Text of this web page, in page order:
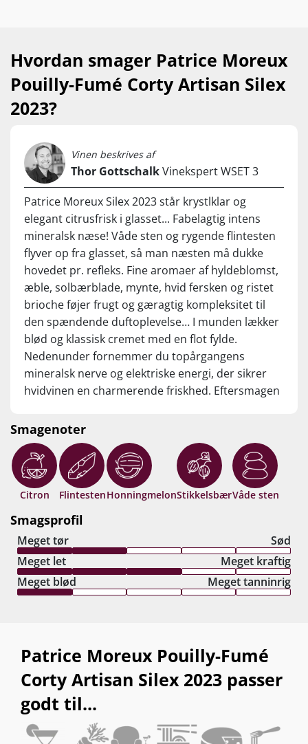
stadig en uanstændigt flot vin, der
kombinerer Sauvignon Blanc-druens
umiskendelige friskhed med en kompleks og
fascinerende dybde. Når jeg alligevel har
trækker lidt for meget i den tunge retning. Det
er ikke nødvendigvis noget negativt, men det
passer bare ikke helt så perfekt til min smag.
Her er det flot Pouilly-Fumé med en snert af
burgundisk fedme. Normalpris kr. 289,95, Set
til kr. 204,95 | www.supervin.dk
Hvordan smager Patrice Moreux
Pouilly-Fumé Corty Artisan Silex
2023?
Vinen beskrives af
Thor GottschalkVinekspert WSET 3
Patrice Moreux Silex 2023 står krystlklar og
elegant citrusfrisk i glasset... Fabelagtig intens
mineralsk næse! Våde sten og rygende flintesten
flyver op fra glasset, så man næsten må dukke
hovedet pr. refleks. Fine aromaer af hyldeblomst,
æble, solbærblade, mynte, hvid fersken og ristet
brioche føjer frugt og gæragtig kompleksitet til
den spændende duftoplevelse… I munden lækker
blød og klassisk cremet med en flot fylde.
Nedenunder fornemmer du topårgangens
mineralsk nerve og elektriske energi, der sikrer
hvidvinen en charmerende friskhed. Eftersmagen
strejf af fersken og honningmelon. Er du ikke lige i
”humør” til at betale op mod 1.500 kr. for
Dagueneaus Silex, så byder Corty Artisan på sit
helt eget og nok så spændende ”take” fra samme
Silex-terroir. Ren verdensklasse! Drik nu, eller gem
Smagenoter
Citron FlintestenHonningmelonStikkelsbærVåde sten
Smagsprofil
Meget tør
Sød
Meget let
Meget kraftig
Meget blød
Meget tanninrig
Patrice Moreux Pouilly-Fumé
Corty Artisan Silex 2023 passer
godt til...